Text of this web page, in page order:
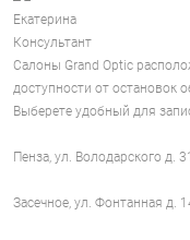
Екатерина
Консультант
Салоны Grand Optic
доступности от остановок
Выберете удобный для
Пенза, ул. Володарского д. 31
Засечное, ул. Фонтанная д.